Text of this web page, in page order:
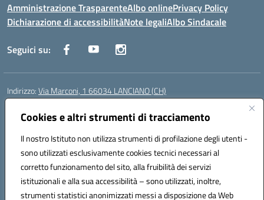
Cookies e altri strumenti di tracciamento
Il nostro Istituto non utilizza strumenti di profilazione degli utenti -
sono utilizzati esclusivamente cookies tecnici necessari al
corretto funzionamento del sito, alla fruibilità dei servizi
istituzionali e alla sua accessibilità – sono utilizzati, inoltre,
strumenti statistici anonimizzati messi a disposizione da Web
Amministrazione TrasparenteAlbo onlinePrivacy Policy
Dichiarazione di accessibilitàNote legaliAlbo Sindacale
Seguici su:
Indirizzo:Via Marconi, 1 66034 LANCIANO (CH)
Centralino:
Posta elettronica certificata (PEC):chic840006@pec.istruzione.it
Codice fiscale: 90031370696
Codice meccanografico:CHIC840006
Codice Indice delle Pubbliche Amministrazioni (IPA): istsc_chic840006
Codice unico di fatturazione (CUF): UFPLTG